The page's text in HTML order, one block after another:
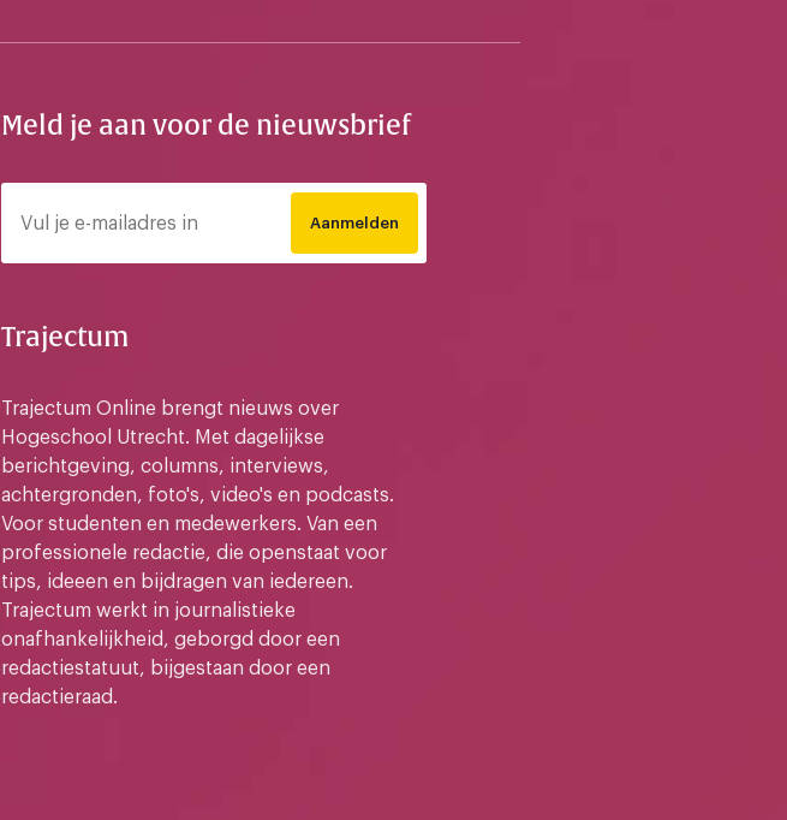
Meld je aan voor de nieuwsbrief
Aanmelden
Trajectum
Trajectum Online brengt nieuws over
Hogeschool Utrecht. Met dagelijkse
berichtgeving, columns, interviews,
achtergronden, foto's, video's en podcasts.
Voor studenten en medewerkers. Van een
professionele redactie, die openstaat voor
tips, ideeen en bijdragen van iedereen.
Trajectum werkt in journalistieke
onafhankelijkheid, geborgd door een
redactiestatuut, bijgestaan door een
redactieraad.